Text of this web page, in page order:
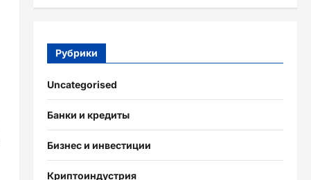
Рубрики
Uncategorised
Банки и кредиты
Бизнес и инвестиции
Криптоиндустрия